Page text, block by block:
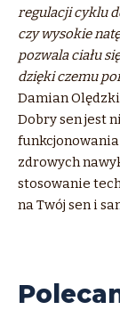
regulacji cyklu
czy wysokie
pozwala ciału
dzięki czemu
Damian
Dobry sen jest
zdrowych
stosowanie
na Twój sen i